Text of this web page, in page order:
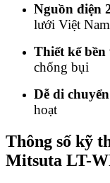
Nguồn điện
lưới Việt Nam
Thiết kế bền
chống bụi
Dễ di chuyển
hoạt
Thông số kỹ
Mitsuta LT-